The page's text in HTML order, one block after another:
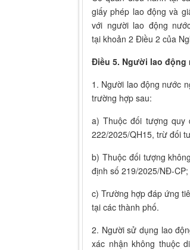
giấy phép lao động và
với người lao động
tại khoản 2 Điều 2 của
Điều 5. Người lao
1. Người lao động nước
trường hợp sau:
a) Thuộc đối tượng
222/2025/QH15, trừ đối
b) Thuộc đối tượng
định số 219/2025/NĐ-CP;
c) Trường hợp đáp ứng
tại các thành phố.
2. Người sử dụng lao
xác nhận không thuộc